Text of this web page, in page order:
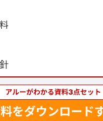
Ltd. All Rights Reserved.